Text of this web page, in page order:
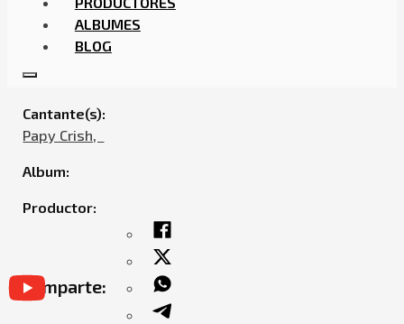
ALBUMES
BLOG
Cantante(s):
Papy Crish,ㅤㅤ
Album:
Productor:
Comparte: